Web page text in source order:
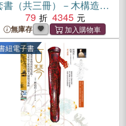
書（共三冊）－木構造全
書+木構造耐震技術+木構造
79 4345
無庫存
紐電子書